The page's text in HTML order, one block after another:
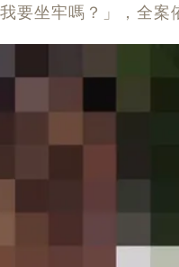
要坐牢嗎？」，全案